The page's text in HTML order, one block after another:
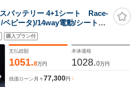
バッテリー 4+1シート Race-
ピータ)/14way電動/シートベ
パッケージ/HDマトリック
ドア/BOSEサラウンド/パノ
ンキーピング
購入プラン付
支払総額
1051.8万円
本体価格
1028.0万円
残価ローン 月々77,300円